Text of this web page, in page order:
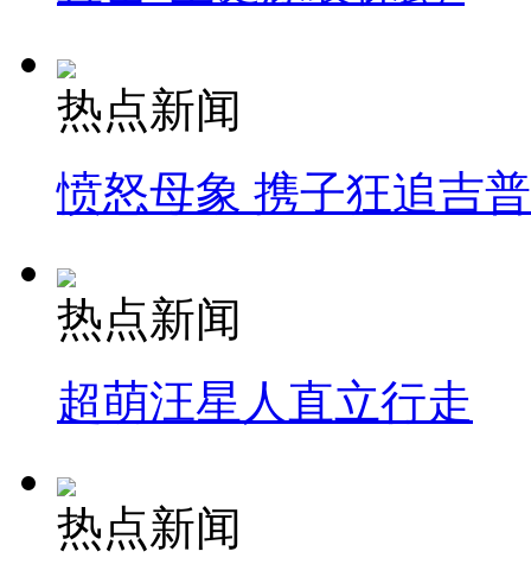
热点新闻
愤怒母象 携子狂追吉
热点新闻
超萌汪星人直立行走
热点新闻